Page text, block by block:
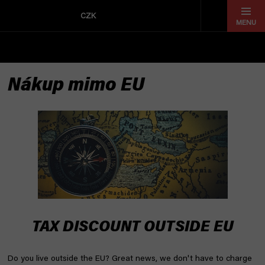
CZK
Nákup mimo EU
TAX DISCOUNT OUTSIDE EU
Do you live outside the EU? Great news, we don't have to charge